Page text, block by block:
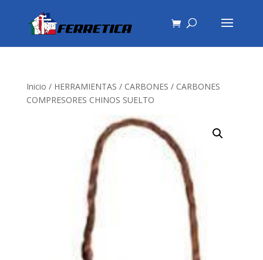
Inicio / HERRAMIENTAS / CARBONES / CARBONES
COMPRESORES CHINOS SUELTO